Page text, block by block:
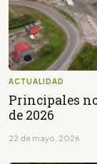
ACTUALIDAD
Principales
de 2026
22 de mayo, 2026